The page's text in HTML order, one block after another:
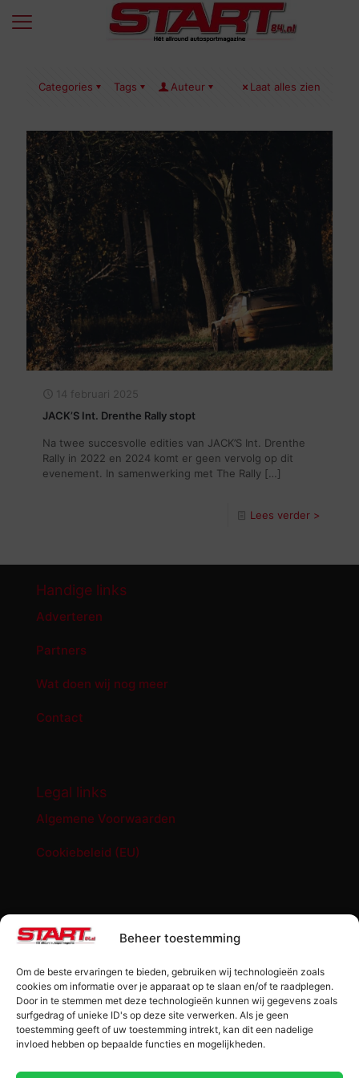
Beheer toestemming
Om de beste ervaringen te bieden, gebruiken wij technologieën zoals
cookies om informatie over je apparaat op te slaan en/of te raadplegen.
Door in te stemmen met deze technologieën kunnen wij gegevens zoals
surfgedrag of unieke ID's op deze site verwerken. Als je geen
toestemming geeft of uw toestemming intrekt, kan dit een nadelige
invloed hebben op bepaalde functies en mogelijkheden.
Categories Tags Auteur Laat alles zien
14 februari 2025
JACK’S Int. Drenthe Rally stopt
Na twee succesvolle edities van JACK’S Int. Drenthe
Rally in 2022 en 2024 komt er geen vervolg op dit
evenement. In samenwerking met The Rally […]
Lees verder >
Handige links
Adverteren
Partners
Wat doen wij nog meer
Contact
Legal links
Algemene Voorwaarden
Cookiebeleid (EU)
START '84 shop
Losse editie Start ’84
Start ’84 Merchandise
Check jouw code